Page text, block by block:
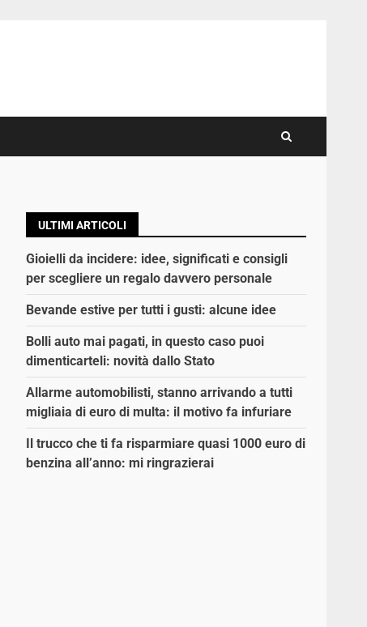
ULTIMI ARTICOLI
Gioielli da incidere: idee, significati e consigli
per scegliere un regalo davvero personale
Bevande estive per tutti i gusti: alcune idee
Bolli auto mai pagati, in questo caso puoi
dimenticarteli: novità dallo Stato
Allarme automobilisti, stanno arrivando a tutti
migliaia di euro di multa: il motivo fa infuriare
Il trucco che ti fa risparmiare quasi 1000 euro di
benzina all’anno: mi ringrazierai